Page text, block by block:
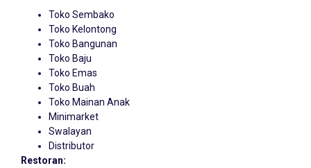
Toko Sembako
Toko Kelontong
Toko Bangunan
Toko Baju
Toko Emas
Toko Buah
Toko Mainan Anak
Minimarket
Swalayan
Distributor
Restoran: